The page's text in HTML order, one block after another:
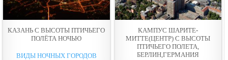
КАЗАНЬ С ВЫСОТЫ ПТИЧЬЕГО
ПОЛЁТА НОЧЬЮ
ВИДЫ НОЧНЫХ ГОРОДОВ
КАМПУС ШАРИТЕ-
МИТТЕ(ЦЕНТР) С ВЫСОТЫ
ПТИЧЬЕГО ПОЛЕТА,
БЕРЛИН,ГЕРМАНИЯ